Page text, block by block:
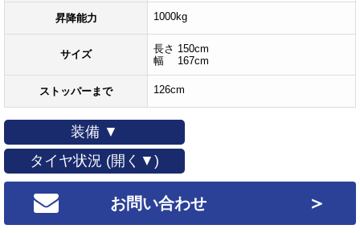
昇降能力 1000kg
サイズ
長さ 150cm
幅 167cm
ストッパーまで 126cm
装備 ▼
タイヤ状況 (開く▼)
お問い合わせ ＞